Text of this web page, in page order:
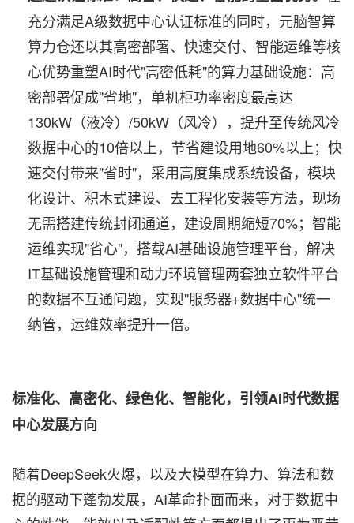
充分满足A级数据中心认证标准的同时，元脑智算
算力仓还以其高密部署、快速交付、智能运维等核
心优势重塑AI时代"高密低耗"的算力基础设施：高
密部署促成"省地"，单机柜功率密度最高达
130kW（液冷）/50kW（风冷），提升至传统风冷
数据中心的10倍以上，节省建设用地60%以上；快
速交付带来"省时"，采用高度集成系统设备，模块
化设计、积木式建设、去工程化安装等方法，现场
无需搭建传统封闭通道，建设周期缩短70%；智能
运维实现"省心"，搭载AI基础设施管理平台，解决
IT基础设施管理和动力环境管理两套独立软件平台
的数据不互通问题，实现"服务器+数据中心"统一
纳管，运维效率提升一倍。
标准化、高密化、绿色化、智能化，引领AI时代数据
中心发展方向
随着DeepSeek火爆，以及大模型在算力、算法和数
据的驱动下蓬勃发展，AI革命扑面而来，对于数据中